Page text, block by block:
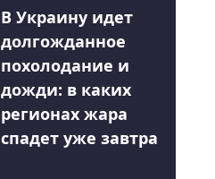
В Украину идет
долгожданное
похолодание и
дожди: в каких
регионах жара
спадет уже завтра